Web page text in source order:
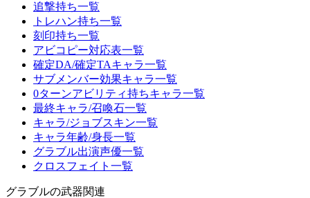
追撃持ち一覧
トレハン持ち一覧
刻印持ち一覧
アビコピー対応表一覧
確定DA/確定TAキャラ一覧
サブメンバー効果キャラ一覧
0ターンアビリティ持ちキャラ一覧
最終キャラ/召喚石一覧
キャラ/ジョブスキン一覧
キャラ年齢/身長一覧
グラブル出演声優一覧
クロスフェイト一覧
グラブルの武器関連